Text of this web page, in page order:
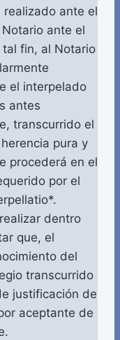
ante el
ante el
fin, al Notario
el interpelado
antes
transcurrido el
pura y
procederá en el
por el
dentro
que, el
del
transcurrido
justificación de
aceptante de